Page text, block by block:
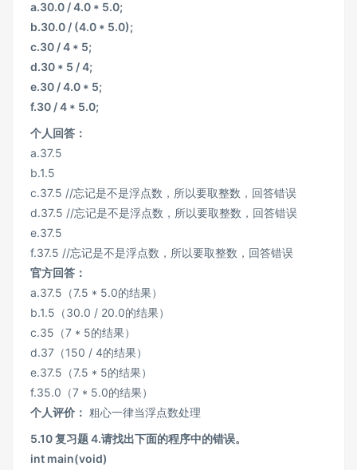
a.30.0 / 4.0 * 5.0;
b.30.0 / (4.0 * 5.0);
c.30 / 4 * 5;
d.30 * 5 / 4;
e.30 / 4.0 * 5;
f.30 / 4 * 5.0;
个人回答：
a.37.5
b.1.5
c.37.5 //忘记是不是浮点数，所以要取整数，回答错误
d.37.5 //忘记是不是浮点数，所以要取整数，回答错误
e.37.5
f.37.5 //忘记是不是浮点数，所以要取整数，回答错误
官方回答：
a.37.5（7.5 * 5.0的结果）
b.1.5（30.0 / 20.0的结果）
c.35（7 * 5的结果）
d.37（150 / 4的结果）
e.37.5（7.5 * 5的结果）
f.35.0（7 * 5.0的结果）
个人评价： 粗心一律当浮点数处理
5.10 复习题 4.请找出下面的程序中的错误。
int main(void)